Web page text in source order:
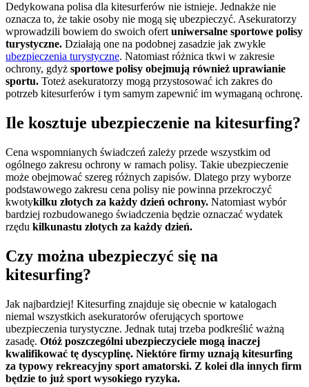
Dedykowana polisa dla kitesurferów nie istnieje. Jednakże nie
oznacza to, że takie osoby nie mogą się ubezpieczyć. Asekuratorzy
wprowadzili bowiem do swoich ofert uniwersalne sportowe polisy
turystyczne. Działają one na podobnej zasadzie jak zwykłe
ubezpieczenia turystyczne. Natomiast różnica tkwi w zakresie
ochrony, gdyż sportowe polisy obejmują również uprawianie
sportu. Toteż asekuratorzy mogą przystosować ich zakres do
potrzeb kitesurferów i tym samym zapewnić im wymaganą ochronę.
Ile kosztuje ubezpieczenie na kitesurfing?
Cena wspomnianych świadczeń zależy przede wszystkim od
ogólnego zakresu ochrony w ramach polisy. Takie ubezpieczenie
może obejmować szereg różnych zapisów. Dlatego przy wyborze
podstawowego zakresu cena polisy nie powinna przekroczyć
kwotykilku złotych za każdy dzień ochrony. Natomiast wybór
bardziej rozbudowanego świadczenia będzie oznaczać wydatek
rzędu kilkunastu złotych za każdy dzień.
Czy można ubezpieczyć się na
kitesurfing?
Jak najbardziej! Kitesurfing znajduje się obecnie w katalogach
niemal wszystkich asekuratorów oferujących sportowe
ubezpieczenia turystyczne. Jednak tutaj trzeba podkreślić ważną
zasadę. Otóż poszczególni ubezpieczyciele mogą inaczej
kwalifikować tę dyscyplinę. Niektóre firmy uznają kitesurfing
za typowy rekreacyjny sport amatorski. Z kolei dla innych firm
będzie to już sport wysokiego ryzyka.